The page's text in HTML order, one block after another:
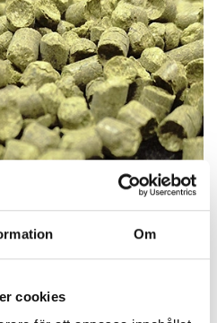
Om
cookies